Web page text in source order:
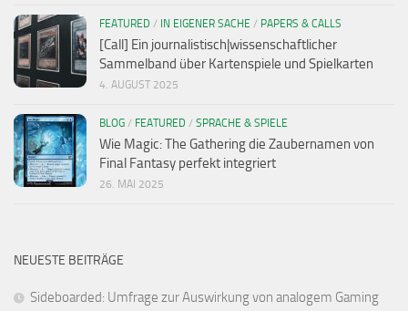
FEATURED / IN EIGENER SACHE / PAPERS & CALLS
[Call] Ein journalistisch|wissenschaftlicher
Sammelband über Kartenspiele und Spielkarten
4. AUGUST 2025
BLOG / FEATURED / SPRACHE & SPIELE
Wie Magic: The Gathering die Zaubernamen von
Final Fantasy perfekt integriert
26. MAI 2025
NEUESTE BEITRÄGE
Sideboarded: Umfrage zur Auswirkung von analogem Gaming